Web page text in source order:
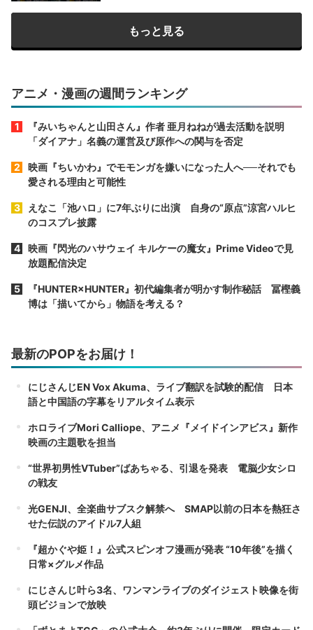
もっと見る
アニメ・漫画の週間ランキング
『みいちゃんと山田さん』作者 亜月ねねが過去活動を説明
「ダイアナ」名義の運営及び原作への関与を否定
映画『ちいかわ』でモモンガを嫌いになった人へ──それでも
愛される理由と可能性
えなこ「池ハロ」に7年ぶりに出演 自身の“原点”涼宮ハルヒ
のコスプレ披露
映画『閃光のハサウェイ キルケーの魔女』Prime Videoで見
放題配信決定
『HUNTER×HUNTER』初代編集者が明かす制作秘話 冨樫義
博は「描いてから」物語を考える？
最新のPOPをお届け！
にじさんじEN Vox Akuma、ライブ翻訳を試験的配信 日本
語と中国語の字幕をリアルタイム表示
ホロライブMori Calliope、アニメ『メイドインアビス』新作
映画の主題歌を担当
“世界初男性VTuber”ばあちゃる、引退を発表 電脳少女シロ
の戦友
光GENJI、全楽曲サブスク解禁へ SMAP以前の日本を熱狂さ
せた伝説のアイドル7人組
『超かぐや姫！』公式スピンオフ漫画が発表 “10年後”を描く
日常×グルメ作品
にじさんじ叶ら3名、ワンマンライブのダイジェスト映像を街
頭ビジョンで放映